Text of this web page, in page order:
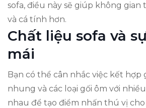
sofa, điều này sẽ giúp không gian
và cá tính hơn.
Chất liệu sofa và
mái
Bạn có thể cân nhắc việc kết hợp
nhung và các loại gối ôm với
nhau để tạo điểm nhấn thú vị